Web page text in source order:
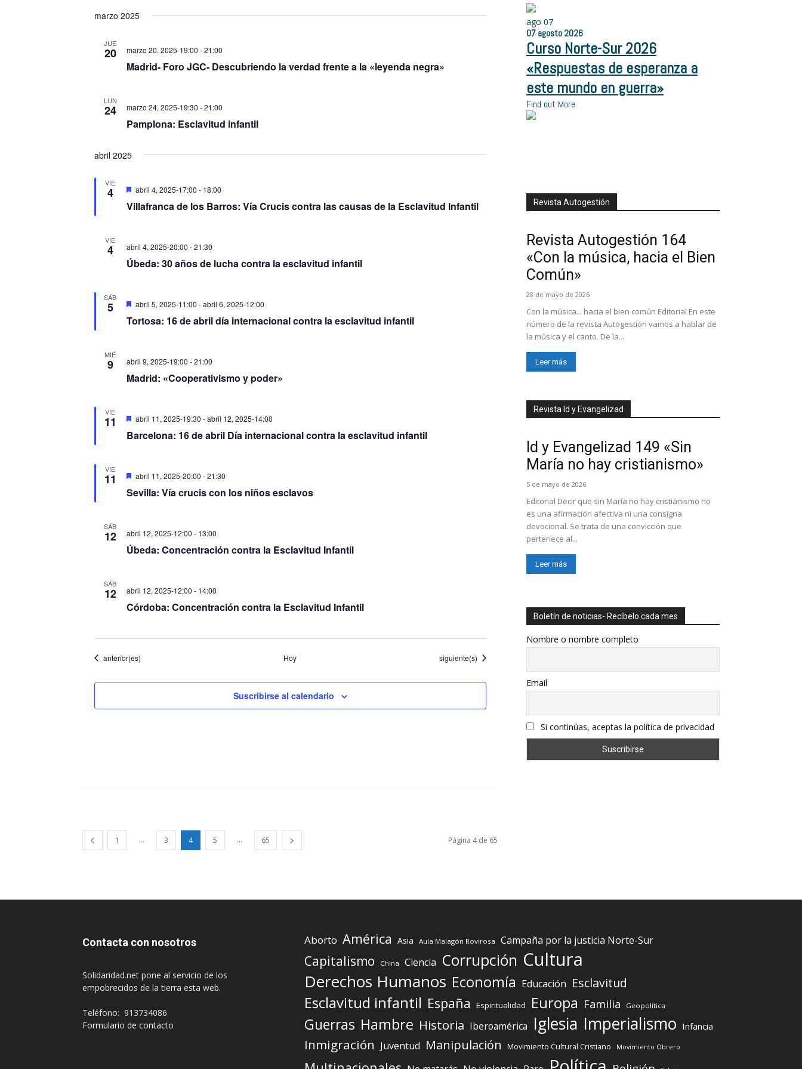
de
la
marzo 2025
JUE
20
Madrid- Foro JGC- Descubriendo la verdad frente a la «leyenda negra»
marzo 20, 2025-19:00 -21:00
LUN
24
Pamplona: Esclavitud infantil
marzo 24, 2025-19:30 -21:00
abril 2025
VIE
4
Villafranca de los Barros: Vía Crucis contra las causas de la Esclavitud Infantil
Destacado
abril 4, 2025-17:00 - 18:00
VIE
4
Úbeda: 30 años de lucha contra la esclavitud infantil
abril 4, 2025-20:00 -21:30
SÁB
5
Tortosa: 16 de abril día internacional contra la esclavitud infantil
Destacado
abril 5, 2025-11:00 -abril 6, 2025-12:00
MIÉ
9
Madrid: «Cooperativismo y poder»
abril 9, 2025-19:00 -21:00
VIE
11
Barcelona: 16 de abril Día internacional contra la esclavitud infantil
Destacado
abril 11, 2025-19:30 -abril 12, 2025-14:00
VIE
11
Sevilla: Vía crucis con los niños esclavos
Destacado
abril 11, 2025-20:00 -21:30
SÁB
12
Úbeda: Concentración contra la Esclavitud Infantil
abril 12, 2025-12:00 - 13:00
SÁB
12
Córdoba: Concentración contra la Esclavitud Infantil
abril 12, 2025-12:00 - 14:00
Eventos
anterior(es) Hoy Eventos
siguiente(s)
Suscribirse al calendario
1 ... 3 4 5 ... 65 Página 4 de 65
ago 07
07 agosto 2026
Curso Norte-Sur 2026
«Respuestas de esperanza a
este mundo en guerra»
Find out More
Revista Autogestión
Revista Autogestión 164
«Con la música, hacia el Bien
Común»
28 de mayo de 2026
Con la música... hacia el bien común Editorial En este
número de la revista Autogestión vamos a hablar de
la música y el canto. De la...
Leer más
Revista Id y Evangelizad
Id y Evangelizad 149 «Sin
María no hay cristianismo»
5 de mayo de 2026
Editorial Decir que sin María no hay cristianismo no
es una afirmación afectiva ni una consigna
devocional. Se trata de una convicción que
pertenece al...
Leer más
Boletín de noticias- Recíbelo cada mes
Nombre o nombre completo
Email
Si continúas, aceptas la política de privacidad
Contacta con nosotros
Solidaridad.net pone al servicio de los
empobrecidos de la tierra esta web.
Teléfono: 913734086
Formulario de contacto
Aborto América Asia Aula Malagón Rovirosa Campaña por la justicia Norte-Sur
Capitalismo China Ciencia Corrupción Cultura
Derechos Humanos Economía Educación Esclavitud
Esclavitud infantil España Espiritualidad Europa Familia Geopolítica
Guerras Hambre Historia Iberoamérica Iglesia Imperialismo Infancia
Inmigración Juventud Manipulación Movimiento Cultural Cristiano Movimiento Obrero